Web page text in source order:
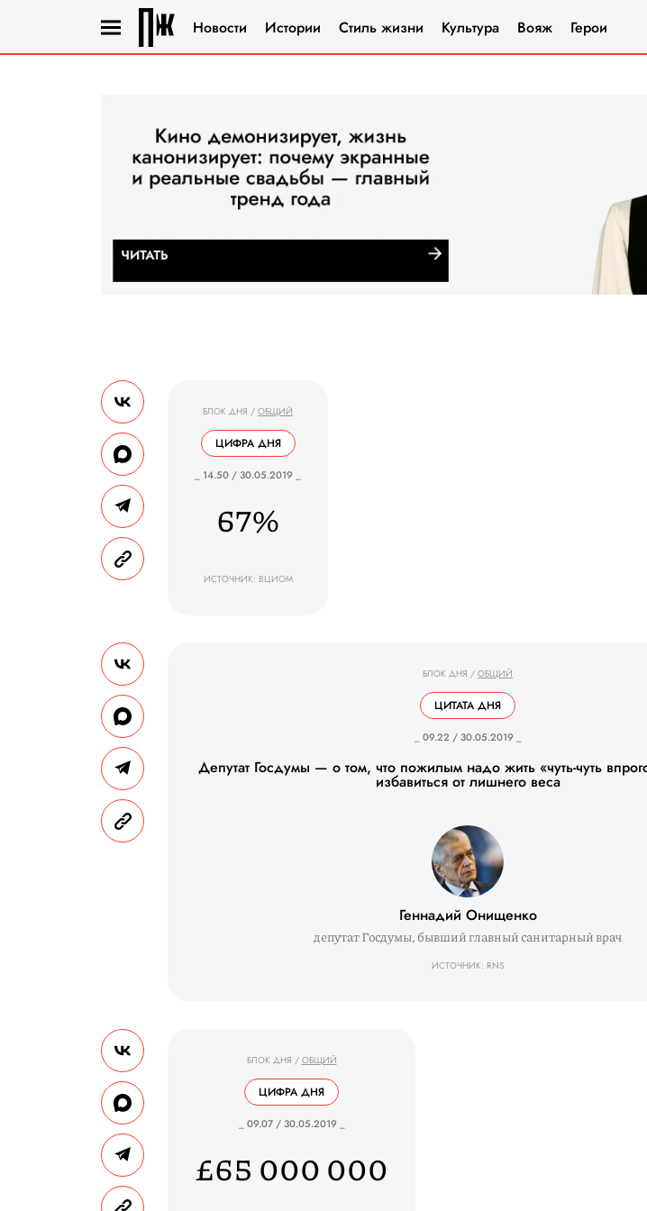
Новости Истории Стиль жизни Культура Вояж Герои
БЛОК ДНЯ / ОБЩИЙ
ЦИФРА ДНЯ
_ 14.50 / 30.05.2019 _
67%
ИСТОЧНИК: ВЦИОМ
БЛОК ДНЯ / ОБЩИЙ
ЦИТАТА ДНЯ
_ 09.22 / 30.05.2019 _
Депутат Госдумы — о том, что пожилым надо жить «чуть-чуть
избавиться от лишнего веса
Геннадий Онищенко
депутат Госдумы, бывший главный санитарный врач
ИСТОЧНИК: RNS
БЛОК ДНЯ / ОБЩИЙ
ЦИФРА ДНЯ
_ 09.07 / 30.05.2019 _
£65 000 000